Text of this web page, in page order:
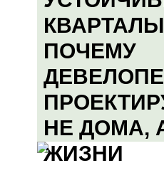
ПОЧЕМУ
НЕ ДОМА,
ЖИЗНИ